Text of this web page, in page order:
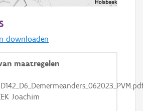
downloaden
maatregelen
Joachim